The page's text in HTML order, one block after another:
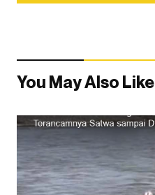
You May Also Like